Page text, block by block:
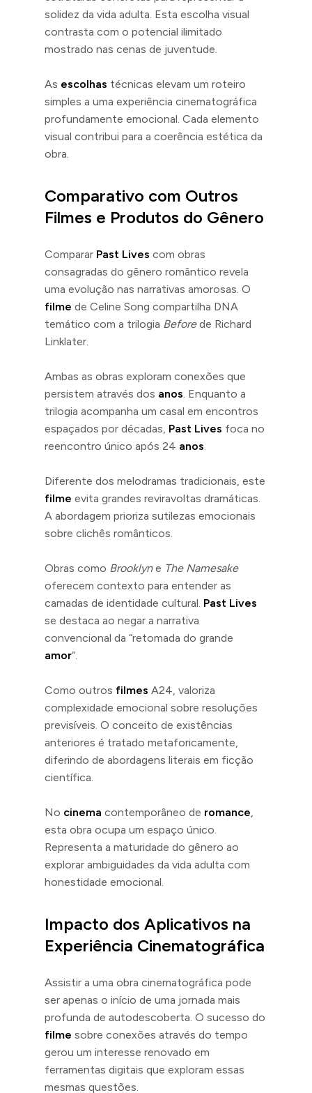
solidez da vida adulta. Esta escolha visual
contrasta com o potencial ilimitado
mostrado nas cenas de juventude.
As escolhas técnicas elevam um roteiro
simples a uma experiência cinematográfica
profundamente emocional. Cada elemento
visual contribui para a coerência estética da
obra.
Comparativo com Outros
Filmes e Produtos do Gênero
Comparar Past Lives com obras
consagradas do gênero romântico revela
uma evolução nas narrativas amorosas. O
filme de Celine Song compartilha DNA
temático com a trilogia Beforede Richard
Linklater.
Ambas as obras exploram conexões que
persistem através dos anos. Enquanto a
trilogia acompanha um casal em encontros
espaçados por décadas, Past Lives foca no
reencontro único após 24 anos.
Diferente dos melodramas tradicionais, este
filme evita grandes reviravoltas dramáticas.
A abordagem prioriza sutilezas emocionais
sobre clichês românticos.
Obras como Brooklyne The Namesake
oferecem contexto para entender as
camadas de identidade cultural. Past Lives
se destaca ao negar a narrativa
convencional da “retomada do grande
amor“.
Como outros filmes A24, valoriza
complexidade emocional sobre resoluções
previsíveis. O conceito de existências
anteriores é tratado metaforicamente,
diferindo de abordagens literais em ficção
científica.
No cinema contemporâneo de romance,
esta obra ocupa um espaço único.
Representa a maturidade do gênero ao
explorar ambiguidades da vida adulta com
honestidade emocional.
Impacto dos Aplicativos na
Experiência Cinematográfica
Assistir a uma obra cinematográfica pode
ser apenas o início de uma jornada mais
profunda de autodescoberta. O sucesso do
filme sobre conexões através do tempo
gerou um interesse renovado em
ferramentas digitais que exploram essas
mesmas questões.